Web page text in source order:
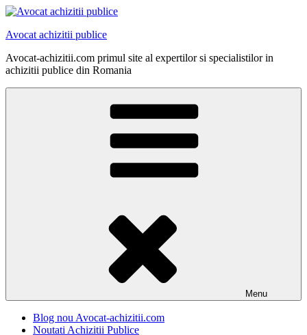
Skip
content
Avocat achizitii publice
Avocat-achizitii.com primul site al expertilor si specialistilor in
achizitii publice din Romania
Menu
Blog nou Avocat-achizitii.com
Noutati Achizitii Publice